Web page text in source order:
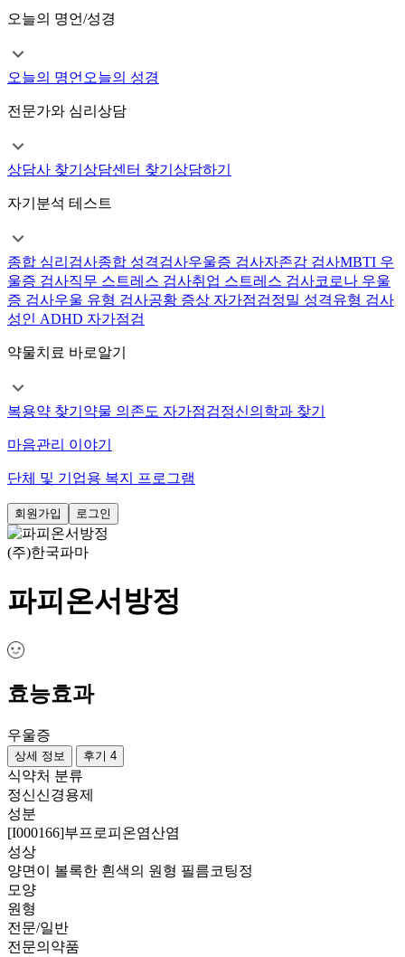
오늘의 명언/성경
오늘의 명언 오늘의 성경
전문가와 심리상담
상담사 찾기 상담센터 찾기 상담하기
자기분석 테스트
종합 심리검사종합 성격검사우울증 검사자존감 검사MBTI 우
울증 검사직무 스트레스 검사취업 스트레스 검사코로나 우울
증 검사우울 유형 검사공황 증상 자가점검정밀 성격유형 검사
성인 ADHD 자가점검
약물치료 바로알기
복용약 찾기 약물 의존도 자가점검정신의학과 찾기
마음관리 이야기
단체 및 기업용 복지 프로그램
회원가입 로그인
(주)한국파마
파피온서방정
효능효과
우울증
상세 정보 후기 4
식약처 분류
정신신경용제
성분
[I000166]부프로피온염산염
성상
양면이 볼록한 흰색의 원형 필름코팅정
모양
원형
전문/일반
전문의약품